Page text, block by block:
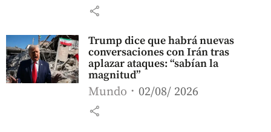
share
Trump dice que habrá nuevas
conversaciones con Irán tras
aplazar ataques: “sabían la
magnitud”
Mundo 02/08/ 2026
share